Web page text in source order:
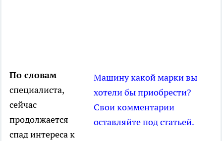
Машину какой марки вы
хотели бы приобрести?
Свои комментарии
оставляйте под статьей.
По словам
специалиста,
сейчас
продолжается
спад интереса к